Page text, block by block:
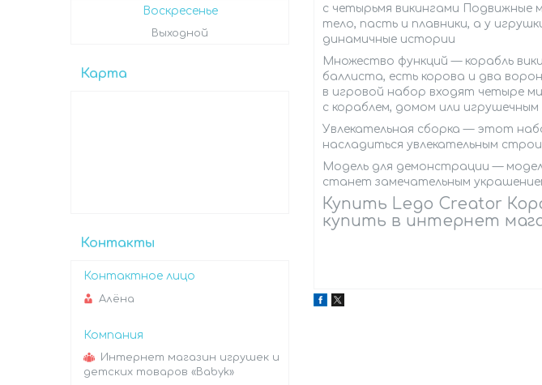
с четырьмя викингами Подвижные
тело, пасть и плавники, а у
динамичные истории
Множество функций — корабль
баллиста, есть корова и два
в игровой набор входят четыре
с кораблем, домом или игрушечным
Увлекательная сборка — этот
насладиться увлекательным
Модель для демонстрации —
станет замечательным
Купить Lego Creator
купить в интернет
Воскресенье
Выходной
Карта
Контакты
Алёна
Интернет магазин игрушек и
детских товаров «Babyk»